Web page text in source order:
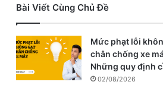
Bài Viết Cùng Chủ Đề
Mức phạt lỗi
chân chống xe
Những quy định
02/08/2026